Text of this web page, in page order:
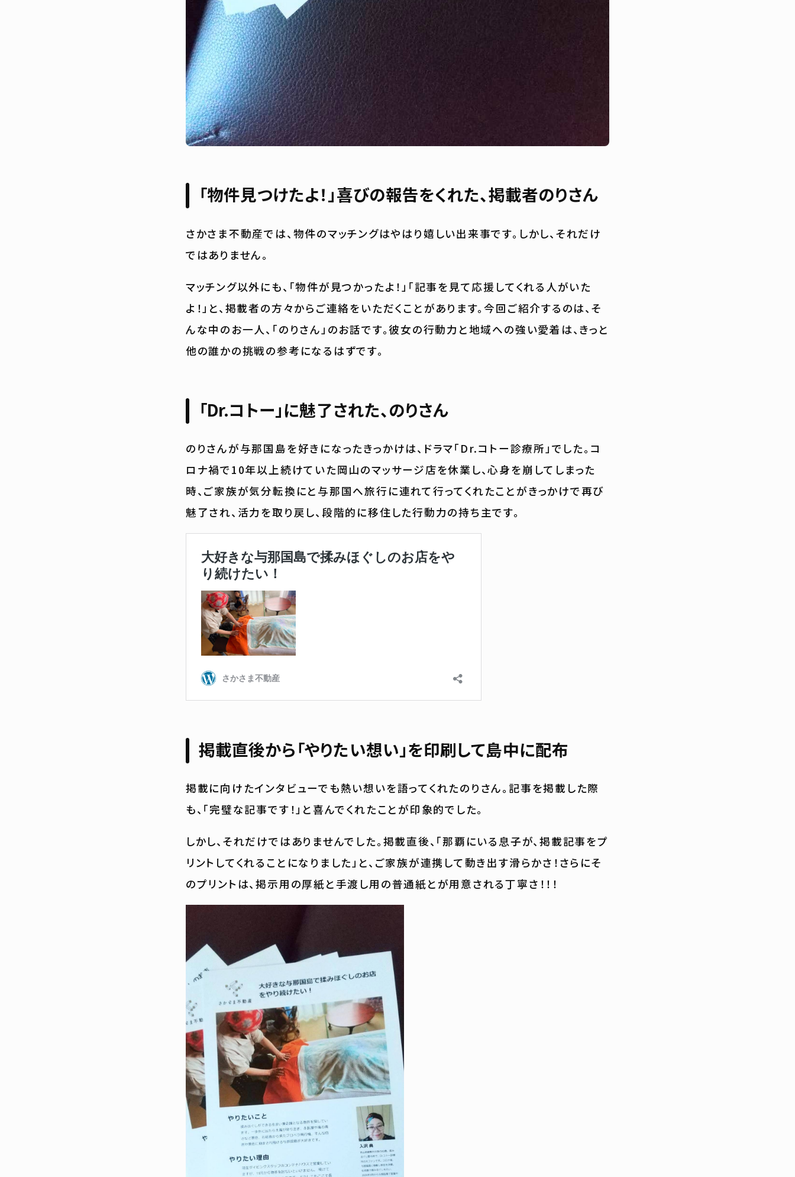
「物件見つけたよ！」喜びの報告をくれた、掲載者のりさん
さかさま不動産では、物件のマッチングはやはり嬉しい出来事です。しかし、それだけ
ではありません。
マッチング以外にも、「物件が見つかったよ！」「記事を見て応援してくれる人がいた
よ！」と、掲載者の方々からご連絡をいただくことがあります。今回ご紹介するのは、そ
んな中のお一人、「のりさん」のお話です。彼女の行動力と地域への強い愛着は、きっと
他の誰かの挑戦の参考になるはずです。
「Dr.コトー」に魅了された、のりさん
のりさんが与那国島を好きになったきっかけは、ドラマ「Dr.コトー診療所」でした。コ
ロナ禍で10年以上続けていた岡山のマッサージ店を休業し、心身を崩してしまった
時、ご家族が気分転換にと与那国へ旅行に連れて行ってくれたことがきっかけで再び
魅了され、活力を取り戻し、段階的に移住した行動力の持ち主です。
掲載直後から「やりたい想い」を印刷して島中に配布
掲載に向けたインタビューでも熱い想いを語ってくれたのりさん。記事を掲載した際
も、「完璧な記事です！」と喜んでくれたことが印象的でした。
しかし、それだけではありませんでした。掲載直後、「那覇にいる息子が、掲載記事をプ
リントしてくれることになりました」と、ご家族が連携して動き出す滑らかさ！さらにそ
のプリントは、掲示用の厚紙と手渡し用の普通紙とが用意される丁寧さ！！！